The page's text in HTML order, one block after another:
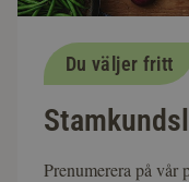
Du väljer fritt
Prenumerera på vår